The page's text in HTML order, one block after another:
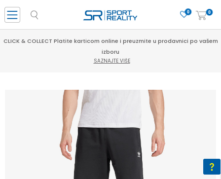
0
0
CLICK & COLLECT Platite karticom online i preuzmite u prodavnici po vašem
izboru
SAZNAJTE VIŠE